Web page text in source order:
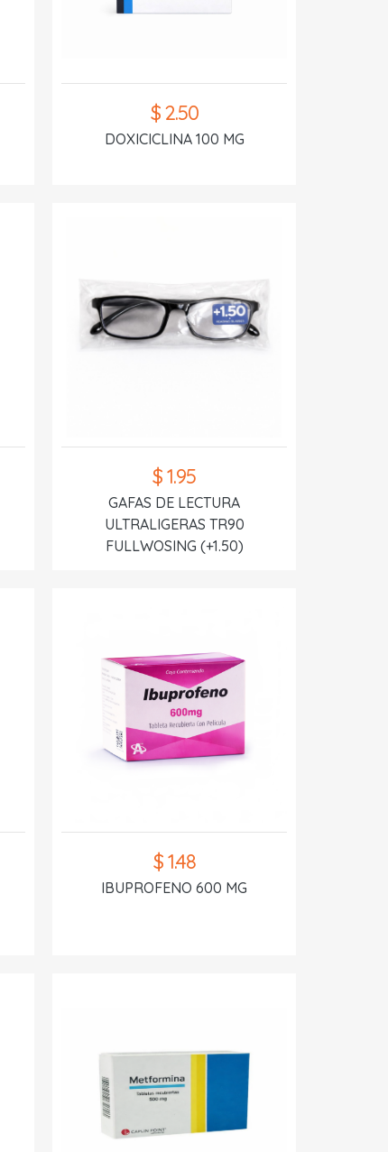
$ 2.50
DOXICICLINA 100 MG
$ 1.95
GAFAS DE LECTURA
ULTRALIGERAS TR90
FULLWOSING (+1.50)
$ 1.48
IBUPROFENO 600 MG